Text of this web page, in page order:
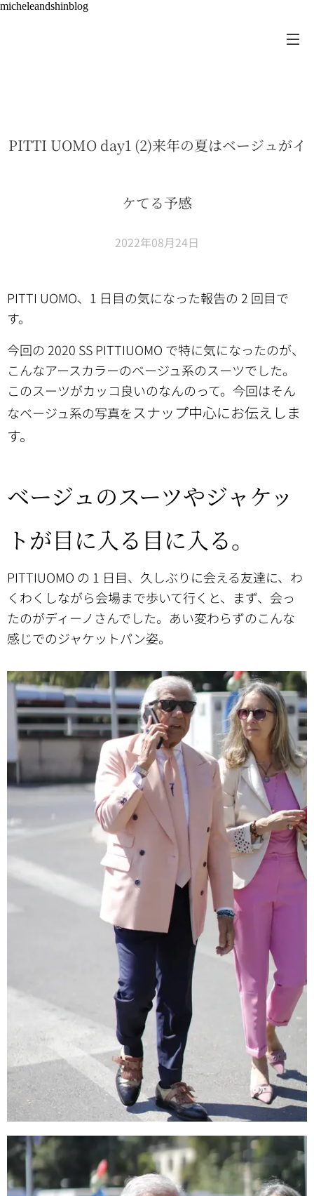
micheleandshinblog
PITTI UOMO day1 (2)来年の夏はベージュがイ
ケてる予感
2022年08月24日
PITTI UOMO、1 日目の気になった報告の 2 回目で
す。
今回の 2020 SS PITTIUOMO で特に気になったのが、
こんなアースカラーのベージュ系のスーツでした。
このスーツがカッコ良いのなんのって。今回はそん
なベージュ系の写真をスナップ中心にお伝えしま
す。
ベージュのスーツやジャケッ
トが目に入る目に入る。
PITTIUOMO の 1 日目、久しぶりに会える友達に、わ
くわくしながら会場まで歩いて行くと、まず、会っ
たのがディーノさんでした。あい変わらずのこんな
感じでのジャケットパン姿。